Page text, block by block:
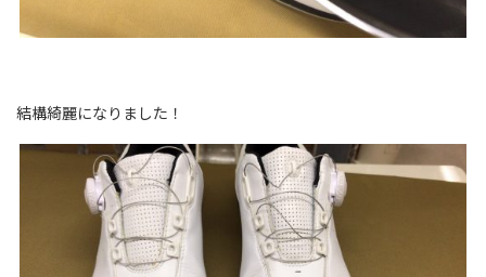
結構綺麗になりました！